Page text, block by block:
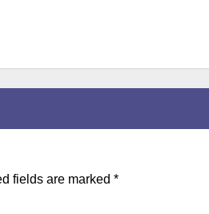
fields are marked *